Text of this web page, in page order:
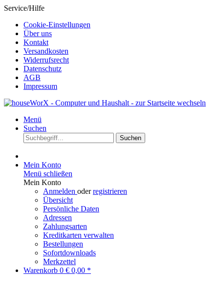
Service/Hilfe
Cookie-Einstellungen
Über uns
Kontakt
Versandkosten
Widerrufsrecht
Datenschutz
AGB
Impressum
Menü
Suchen
Suchen
Mein Konto
Menü schließen
Mein Konto
Anmelden oderregistrieren
Übersicht
Persönliche Daten
Adressen
Zahlungsarten
Kreditkarten verwalten
Bestellungen
Sofortdownloads
Merkzettel
Warenkorb 0 € 0,00 *